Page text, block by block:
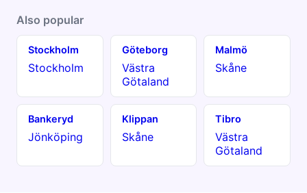
Also popular
Stockholm
Stockholm
Göteborg
Västra
Götaland
Malmö
Skåne
Bankeryd
Jönköping
Klippan
Skåne
Tibro
Västra
Götaland